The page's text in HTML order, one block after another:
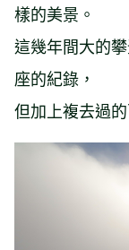
樣的美景。
這幾年間大的
座的紀錄，
但加上複去過